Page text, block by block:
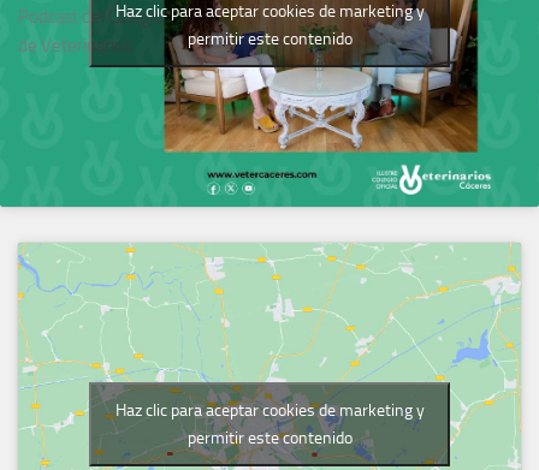
Podcast del Colegio
de Veterinarios
Haz clic para aceptar cookies de marketing y
permitir este contenido
Haz clic para aceptar cookies de marketing y
permitir este contenido